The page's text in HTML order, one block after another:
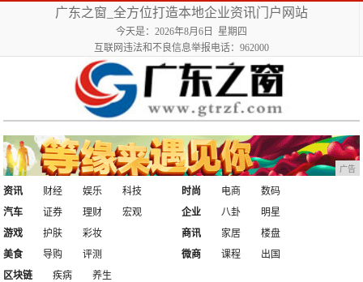
广东之窗_全方位打造本地企业资讯门户网站
今天是：2026年8月6日 星期四
互联网违法和不良信息举报电话：962000
广告
资讯 财经 娱乐
科技
汽车
证券 理财 宏观
时尚 电商
数码
企业
八卦
明星
游戏
护肤
彩妆
美食
导购 评测
商讯 家居
楼盘
微商
课程
出国
区块链
疾病
养生